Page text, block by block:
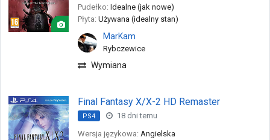
Pudełko: Idealne (jak nowe)
Płyta: Używana (idealny stan)
MarKam
Rybczewice
Wymiana
Final Fantasy X/X-2 HD Remaster
PS4
18 dni temu
Wersja językowa: Angielska